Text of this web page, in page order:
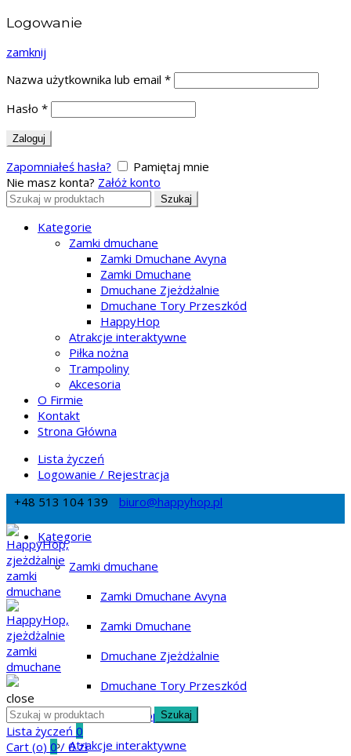
Logowanie
zamknij
Nazwa użytkownika lub email *
Hasło *
Zaloguj
Zapomniałeś hasła?
Pamiętaj mnie
Nie masz konta? Załóż konto
Search
Szukaj
Kategorie
Zamki dmuchane
Zamki Dmuchane Avyna
Zamki Dmuchane
Dmuchane Zjeżdżalnie
Dmuchane Tory Przeszkód
HappyHop
Atrakcje interaktywne
Piłka nożna
Trampoliny
Akcesoria
O Firmie
Kontakt
Strona Główna
Lista życzeń
Logowanie / Rejestracja
+48 513 104 139
biuro@happyhop.pl
Kategorie
Zamki dmuchane
Zamki Dmuchane Avyna
Zamki Dmuchane
Dmuchane Zjeżdżalnie
Dmuchane Tory Przeszkód
HappyHop
Atrakcje interaktywne
close
Search
for:
Szukaj
Lista życzeń 0
Cart (o) 0 / 0zł